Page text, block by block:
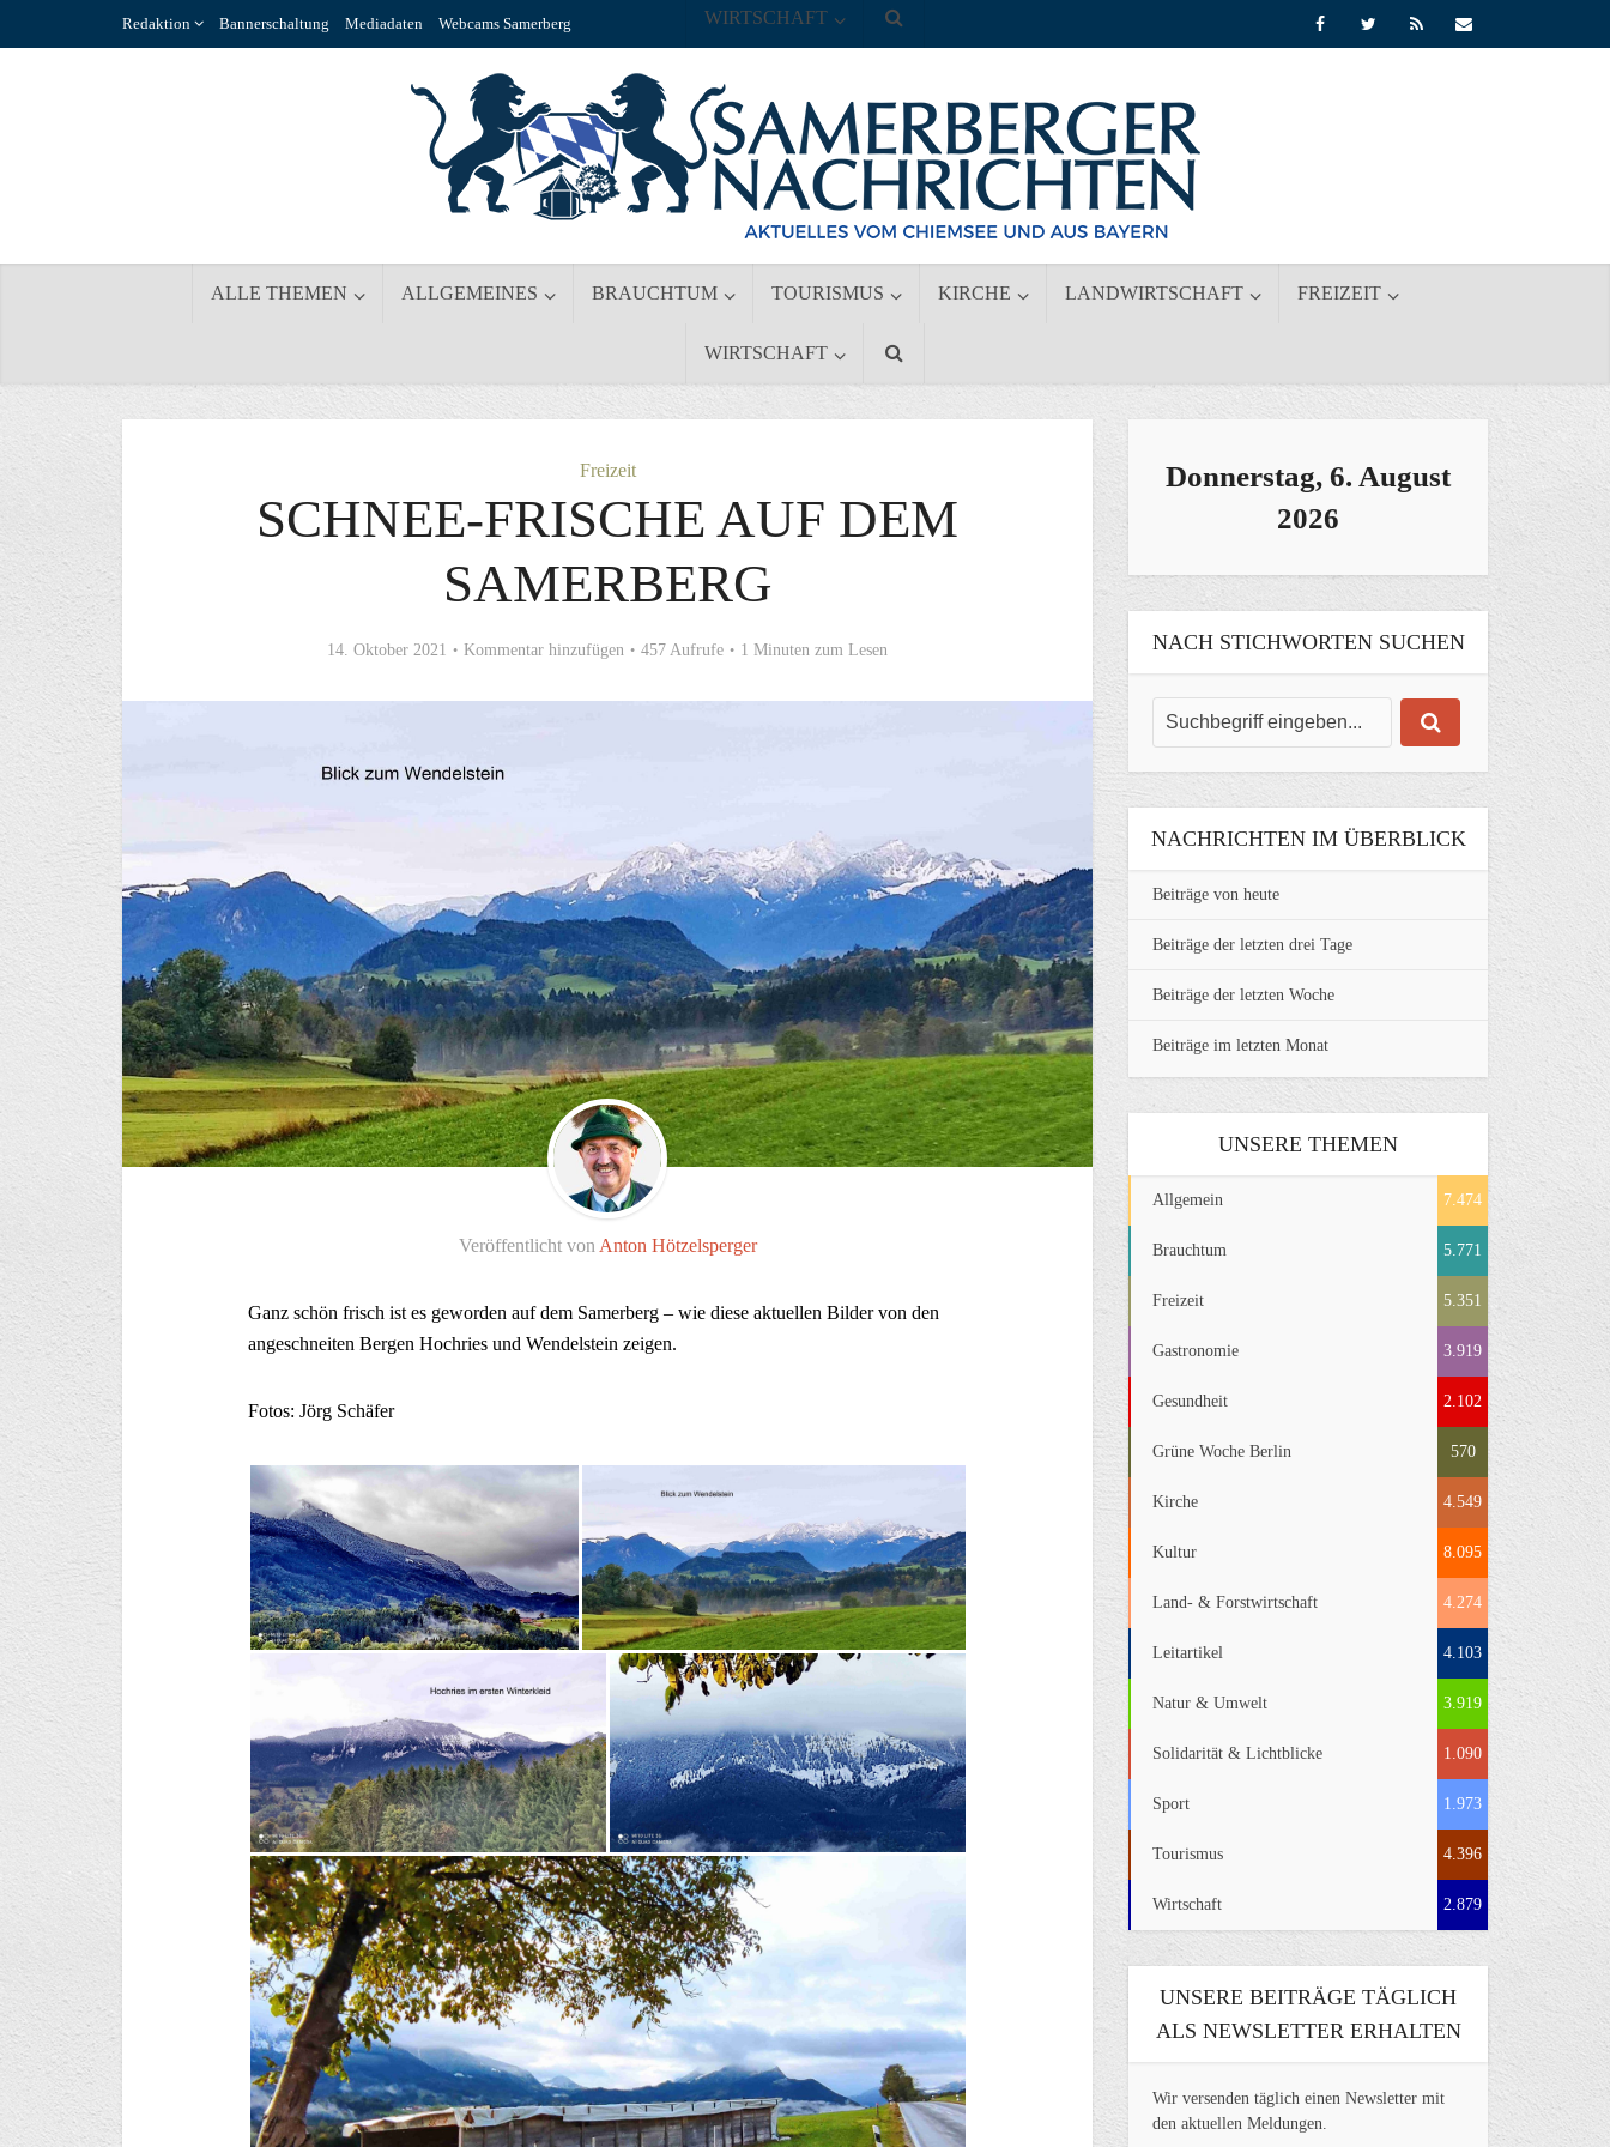
Redaktion Bannerschaltung Mediadaten Webcams Samerberg
ALLE THEMEN ALLGEMEINES BRAUCHTUM TOURISMUS KIRCHE LANDWIRTSCHAFT FREIZEIT
WIRTSCHAFT
WIRTSCHAFT
Freizeit
SCHNEE-FRISCHE AUF DEM
SAMERBERG
14. Oktober 2021 Kommentar hinzufügen 457 Aufrufe 1 Minuten zum Lesen
Veröffentlicht von Anton Hötzelsperger
Ganz schön frisch ist es geworden auf dem Samerberg – wie diese aktuellen Bilder von den
angeschneiten Bergen Hochries und Wendelstein zeigen.
Fotos: Jörg Schäfer
Donnerstag, 6. August
2026
NACH STICHWORTEN SUCHEN
NACHRICHTEN IM ÜBERBLICK
Beiträge von heute
Beiträge der letzten drei Tage
Beiträge der letzten Woche
Beiträge im letzten Monat
UNSERE THEMEN
Allgemein 7.474
Brauchtum 5.771
Freizeit 5.351
Gastronomie 3.919
Gesundheit 2.102
Grüne Woche Berlin 570
Kirche 4.549
Kultur 8.095
Land- & Forstwirtschaft 4.274
Leitartikel 4.103
Natur & Umwelt 3.919
Solidarität & Lichtblicke 1.090
Sport 1.973
Tourismus 4.396
Wirtschaft 2.879
UNSERE BEITRÄGE TÄGLICH
ALS NEWSLETTER ERHALTEN
Wir versenden täglich einen Newsletter mit
den aktuellen Meldungen.